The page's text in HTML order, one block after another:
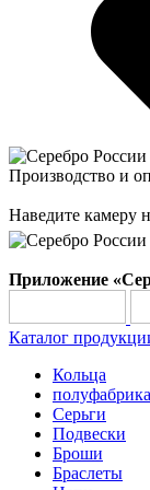
Производство и
Наведите камеру
Приложение
Каталог
Кольца
Серьги
Подвески
Броши
Браслеты